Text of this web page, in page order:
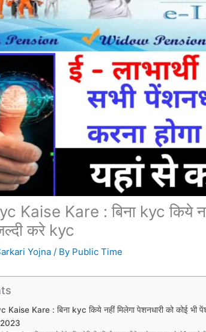
Kaise Kare : बिना kyc किये
करे kyc
Yojna / By Public Time
Kare : बिना kyc किये नहीं मिलेगा पेशनधारी को कोई भी